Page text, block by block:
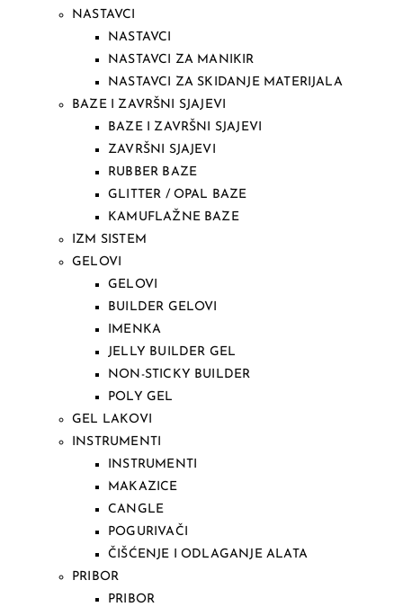
NASTAVCI
NASTAVCI
NASTAVCI ZA MANIKIR
NASTAVCI ZA SKIDANJE MATERIJALA
BAZE I ZAVRŠNI SJAJEVI
BAZE I ZAVRŠNI SJAJEVI
ZAVRŠNI SJAJEVI
RUBBER BAZE
GLITTER / OPAL BAZE
KAMUFLAŽNE BAZE
IZM SISTEM
GELOVI
GELOVI
BUILDER GELOVI
IMENKA
JELLY BUILDER GEL
NON-STICKY BUILDER
POLY GEL
GEL LAKOVI
INSTRUMENTI
INSTRUMENTI
MAKAZICE
CANGLE
POGURIVAČI
ČIŠĆENJE I ODLAGANJE ALATA
PRIBOR
PRIBOR